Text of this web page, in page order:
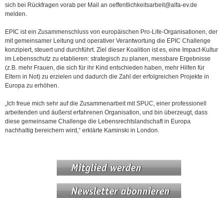
sich bei Rückfragen vorab per Mail an oeffentlichkeitsarbeit@alfa-ev.de
melden.
EPIC ist ein Zusammenschluss von europäischen Pro-Life-Organisationen, der
mit gemeinsamer Leitung und operativer Verantwortung die EPIC Challenge
konzipiert, steuert und durchführt. Ziel dieser Koalition ist es, eine Impact-Kultur
im Lebensschutz zu etablieren: strategisch zu planen, messbare Ergebnisse
(z.B. mehr Frauen, die sich für ihr Kind entschieden haben, mehr Hilfen für
Eltern in Not) zu erzielen und dadurch die Zahl der erfolgreichen Projekte in
Europa zu erhöhen.
„Ich freue mich sehr auf die Zusammenarbeit mit SPUC, einer professionell
arbeitenden und äußerst erfahrenen Organisation, und bin überzeugt, dass
diese gemeinsame Challenge die Lebensrechtslandschaft in Europa
nachhaltig bereichern wird,“ erklärte Kaminski in London.